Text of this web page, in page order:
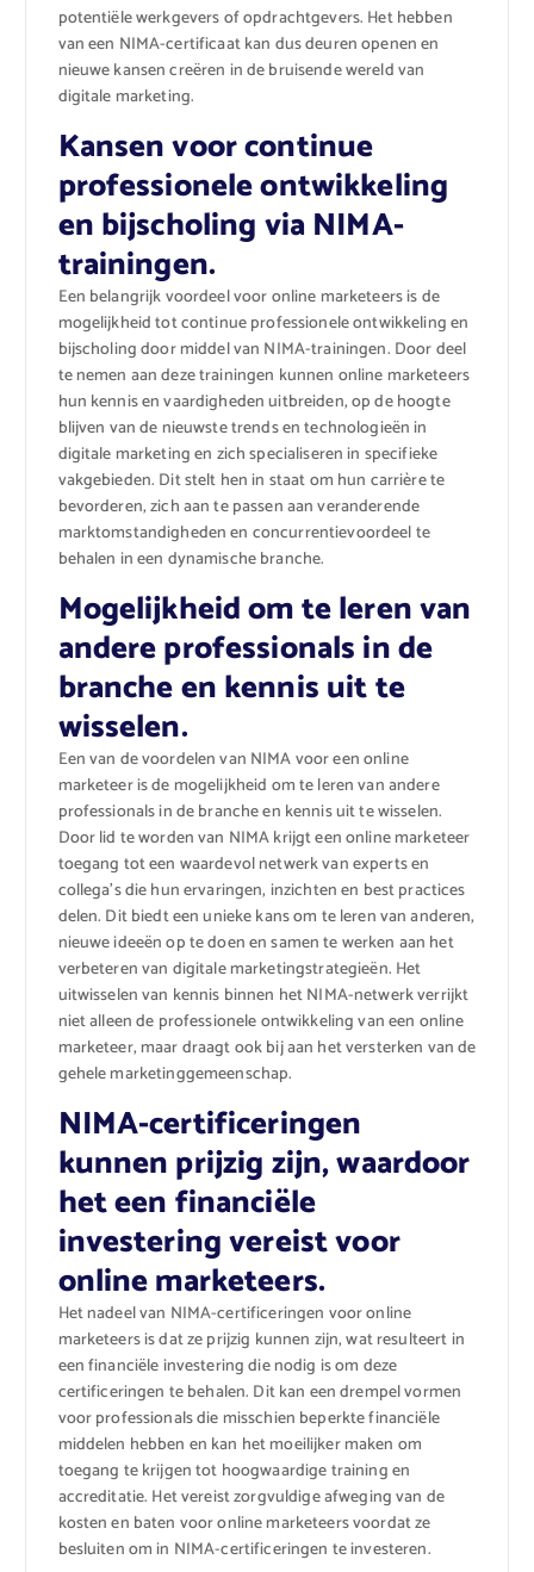
potentiële werkgevers of opdrachtgevers. Het hebben
van een NIMA-certificaat kan dus deuren openen en
nieuwe kansen creëren in de bruisende wereld van
digitale marketing.
Kansen voor continue
professionele ontwikkeling
en bijscholing via NIMA-
trainingen.
Een belangrijk voordeel voor online marketeers is de
mogelijkheid tot continue professionele ontwikkeling en
bijscholing door middel van NIMA-trainingen. Door deel
te nemen aan deze trainingen kunnen online marketeers
hun kennis en vaardigheden uitbreiden, op de hoogte
blijven van de nieuwste trends en technologieën in
digitale marketing en zich specialiseren in specifieke
vakgebieden. Dit stelt hen in staat om hun carrière te
bevorderen, zich aan te passen aan veranderende
marktomstandigheden en concurrentievoordeel te
behalen in een dynamische branche.
Mogelijkheid om te leren van
andere professionals in de
branche en kennis uit te
wisselen.
Een van de voordelen van NIMA voor een online
marketeer is de mogelijkheid om te leren van andere
professionals in de branche en kennis uit te wisselen.
Door lid te worden van NIMA krijgt een online marketeer
toegang tot een waardevol netwerk van experts en
collega’s die hun ervaringen, inzichten en best practices
delen. Dit biedt een unieke kans om te leren van anderen,
nieuwe ideeën op te doen en samen te werken aan het
verbeteren van digitale marketingstrategieën. Het
uitwisselen van kennis binnen het NIMA-netwerk verrijkt
niet alleen de professionele ontwikkeling van een online
marketeer, maar draagt ook bij aan het versterken van de
gehele marketinggemeenschap.
NIMA-certificeringen
kunnen prijzig zijn, waardoor
het een financiële
investering vereist voor
online marketeers.
Het nadeel van NIMA-certificeringen voor online
marketeers is dat ze prijzig kunnen zijn, wat resulteert in
een financiële investering die nodig is om deze
certificeringen te behalen. Dit kan een drempel vormen
voor professionals die misschien beperkte financiële
middelen hebben en kan het moeilijker maken om
toegang te krijgen tot hoogwaardige training en
accreditatie. Het vereist zorgvuldige afweging van de
kosten en baten voor online marketeers voordat ze
besluiten om in NIMA-certificeringen te investeren.